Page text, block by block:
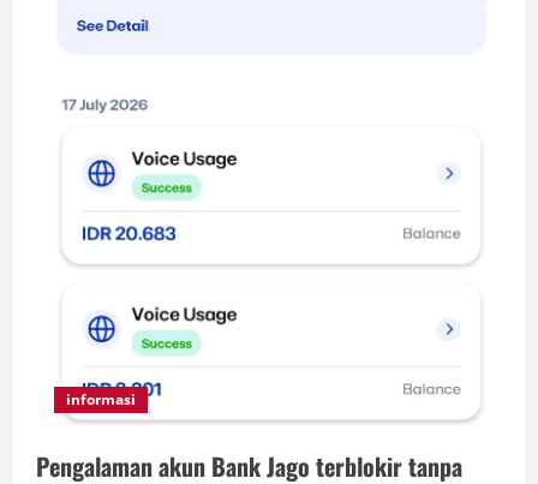
informasi
Pengalaman akun Bank Jago terblokir tanpa